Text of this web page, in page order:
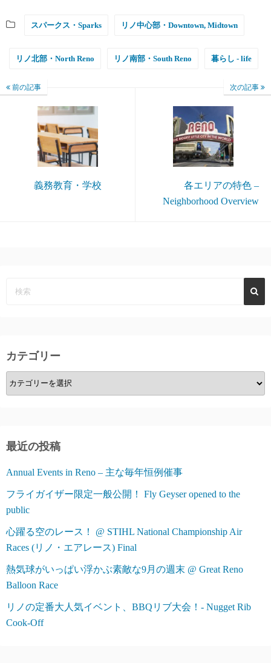
スパークス・Sparks リノ中心部・Downtown, Midtown
リノ北部・North Reno リノ南部・South Reno 暮らし - life
前の記事
義務教育・学校
次の記事
各エリアの特色 –
Neighborhood Overview
カテゴリー
カ
テ
ー
最近の投稿
Annual Events in Reno – 主な毎年恒例催事
フライガイザー限定一般公開！ Fly Geyser opened to the
public
心躍る空のレース！ @ STIHL National Championship Air
Races (リノ・エアレース) Final
熱気球がいっぱい浮かぶ素敵な9月の週末 @ Great Reno
Balloon Race
リノの定番大人気イベント、BBQリブ大会！- Nugget Rib
Cook-Off